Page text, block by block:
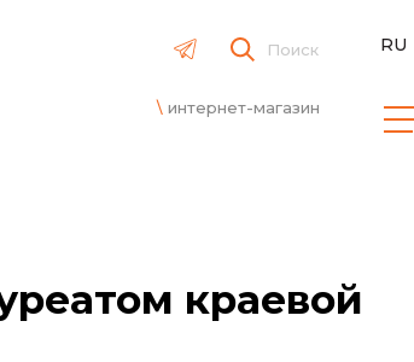
Поиск
интернет-магазин
RU
краевой